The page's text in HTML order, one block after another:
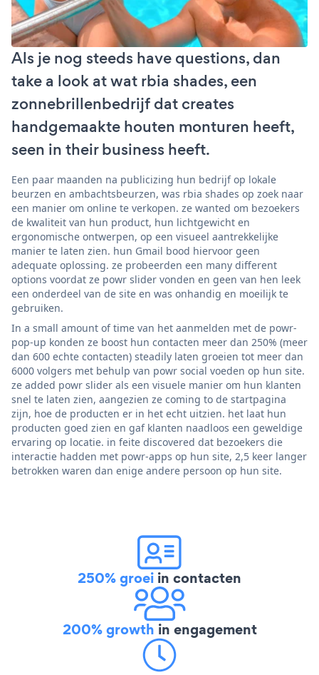
Als je nog steeds have questions, dan
take a look at wat rbia shades, een
zonnebrillenbedrijf dat creates
handgemaakte houten monturen heeft,
seen in their business heeft.
Een paar maanden na publicizing hun bedrijf op lokale
beurzen en ambachtsbeurzen, was rbia shades op zoek naar
een manier om online te verkopen. ze wanted om bezoekers
de kwaliteit van hun product, hun lichtgewicht en
ergonomische ontwerpen, op een visueel aantrekkelijke
manier te laten zien. hun Gmail bood hiervoor geen
adequate oplossing. ze probeerden een many different
options voordat ze powr slider vonden en geen van hen leek
een onderdeel van de site en was onhandig en moeilijk te
gebruiken.
In a small amount of time van het aanmelden met de powr-
pop-up konden ze boost hun contacten meer dan 250% (meer
dan 600 echte contacten) steadily laten groeien tot meer dan
6000 volgers met behulp van powr social voeden op hun site.
ze added powr slider als een visuele manier om hun klanten
snel te laten zien, aangezien ze coming to de startpagina
zijn, hoe de producten er in het echt uitzien. het laat hun
producten goed zien en gaf klanten naadloos een geweldige
ervaring op locatie. in feite discovered dat bezoekers die
interactie hadden met powr-apps op hun site, 2,5 keer langer
betrokken waren dan enige andere persoon op hun site.
250% groei in contacten
200% growth in engagement